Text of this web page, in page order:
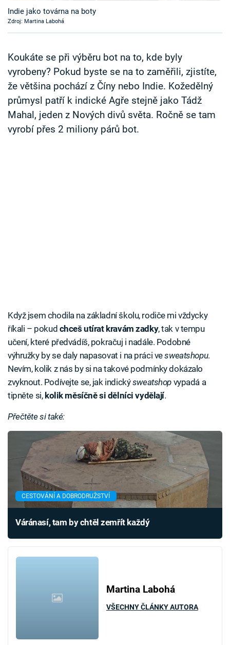
Časopis
Sledujte prima+
Přihlášení
Sledujte nás
Indie jako továrna na boty
Zdroj: Martina Labohá
Koukáte se při výběru bot na to, kde byly
vyrobeny? Pokud byste se na to zaměřili, zjistíte,
že většina pochází z Číny nebo Indie. Kožedělný
průmysl patří k indické Agře stejně jako Tádž
Mahal, jeden z Nových divů světa. Ročně se tam
vyrobí přes 2 miliony párů bot.
Když jsem chodila na základní školu, rodiče mi vždycky
říkali – pokud chceš utírat kravám zadky, tak v tempu
učení, které předvádíš, pokračuj i nadále. Podobné
výhružky by se daly napasovat i na práci vesweatshopu.
Nevím, kolik z nás by si na takové podmínky dokázalo
zvyknout. Podívejte se, jak indickýsweatshop vypadá a
tipněte si, kolik měsíčně si dělníci vydělají.
Přečtěte si také:
CESTOVÁNÍ A DOBRODRUŽSTVÍ
Váránasí, tam by chtěl zemřít každý
Martina Labohá
VŠECHNY ČLÁNKY AUTORA